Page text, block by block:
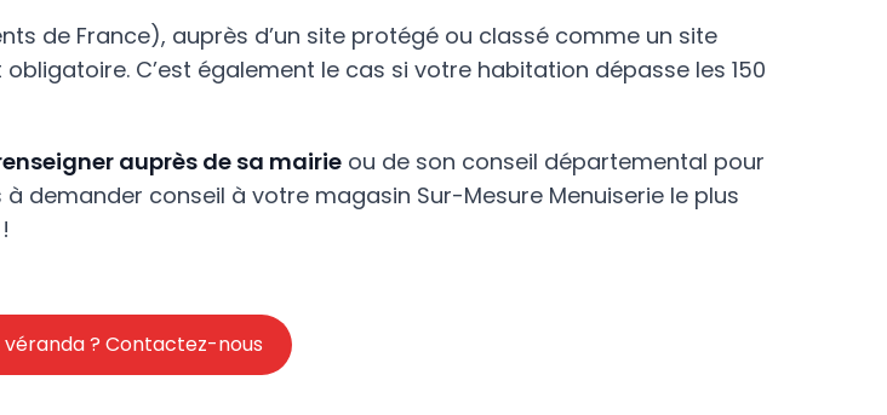
de France), auprès d’un site protégé ou classé comme un site
C’est également le cas si votre habitation dépasse les 150
auprès de sa mairie ou de son conseil départemental pour
demander conseil à votre magasin Sur-Mesure Menuiserie le plus
véranda ? Contactez-nous